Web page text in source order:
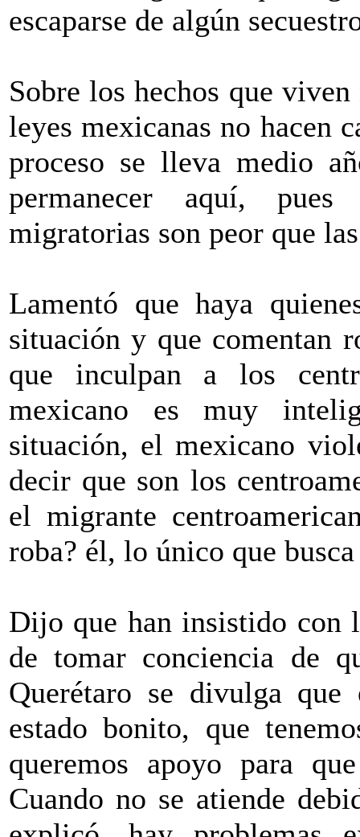
escaparse de algún
Sobre los hechos que
leyes mexicanas no hacen
proceso se lleva medio
permanecer aquí,
migratorias son peor que
Lamentó que haya
situación y que comentan
que inculpan a los
mexicano es muy
situación, el mexicano
decir que son los
el migrante
roba? él, lo único que
Dijo que han insistido con
de tomar conciencia de
Querétaro se divulga
estado bonito, que
queremos apoyo para
Cuando no se atiende